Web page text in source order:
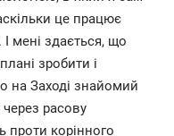
це працює
мені здається, що
зробити і
на Заході знайомий
расову
проти корінного